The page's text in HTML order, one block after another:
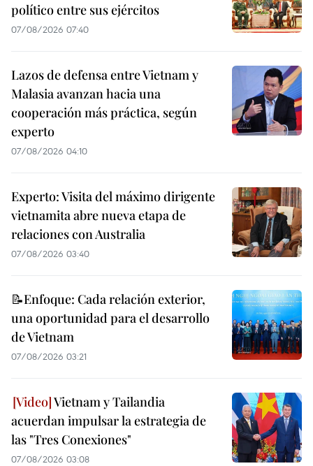
político entre sus ejércitos
07/08/2026 07:40
Lazos de defensa entre Vietnam y
Malasia avanzan hacia una
cooperación más práctica, según
experto
07/08/2026 04:10
Experto: Visita del máximo dirigente
vietnamita abre nueva etapa de
relaciones con Australia
07/08/2026 03:40
📝Enfoque: Cada relación exterior,
una oportunidad para el desarrollo
de Vietnam
07/08/2026 03:21
Vietnam y Tailandia
acuerdan impulsar la estrategia de
las "Tres Conexiones"
07/08/2026 03:08